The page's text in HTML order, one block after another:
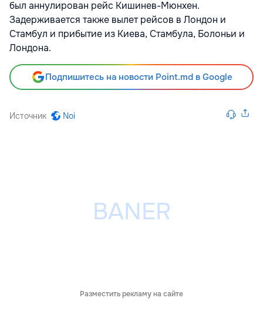
был аннулирован рейс Кишинев-Мюнхен.
Задерживается также вылет рейсов в Лондон и
Стамбул и прибытие из Киева, Стамбула, Болоньи и
Лондона.
Подпишитесь на новости Point.md в Google
Источник Noi
Разместить рекламу на сайте